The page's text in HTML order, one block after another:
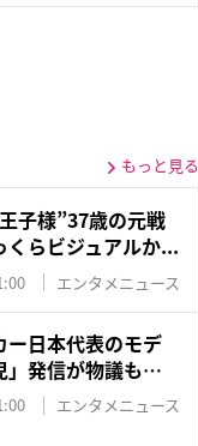
もっと見る
子様”37歳の元戦
らビジュアルか...
エンタメニュース
ー日本代表のモデ
発信が物議も…
エンタメニュース